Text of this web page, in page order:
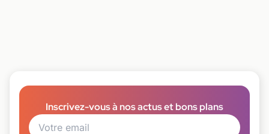
Inscrivez-vous à nos actus et bons plans